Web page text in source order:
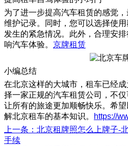
为了进一步提高汽车租赁的感觉
维护记录。同时，您可以选择使
发生的紧急情况。此外，合理安
响汽车体验。 京牌租赁
小编总结
在北京这样的大城市，租车已经
择一家正规的汽车租赁公司，不
让所有的旅途更加顺畅快乐。希
解北京租车的基本知识。
https://
上一条 ：北京租牌照怎么上牌子-
手续